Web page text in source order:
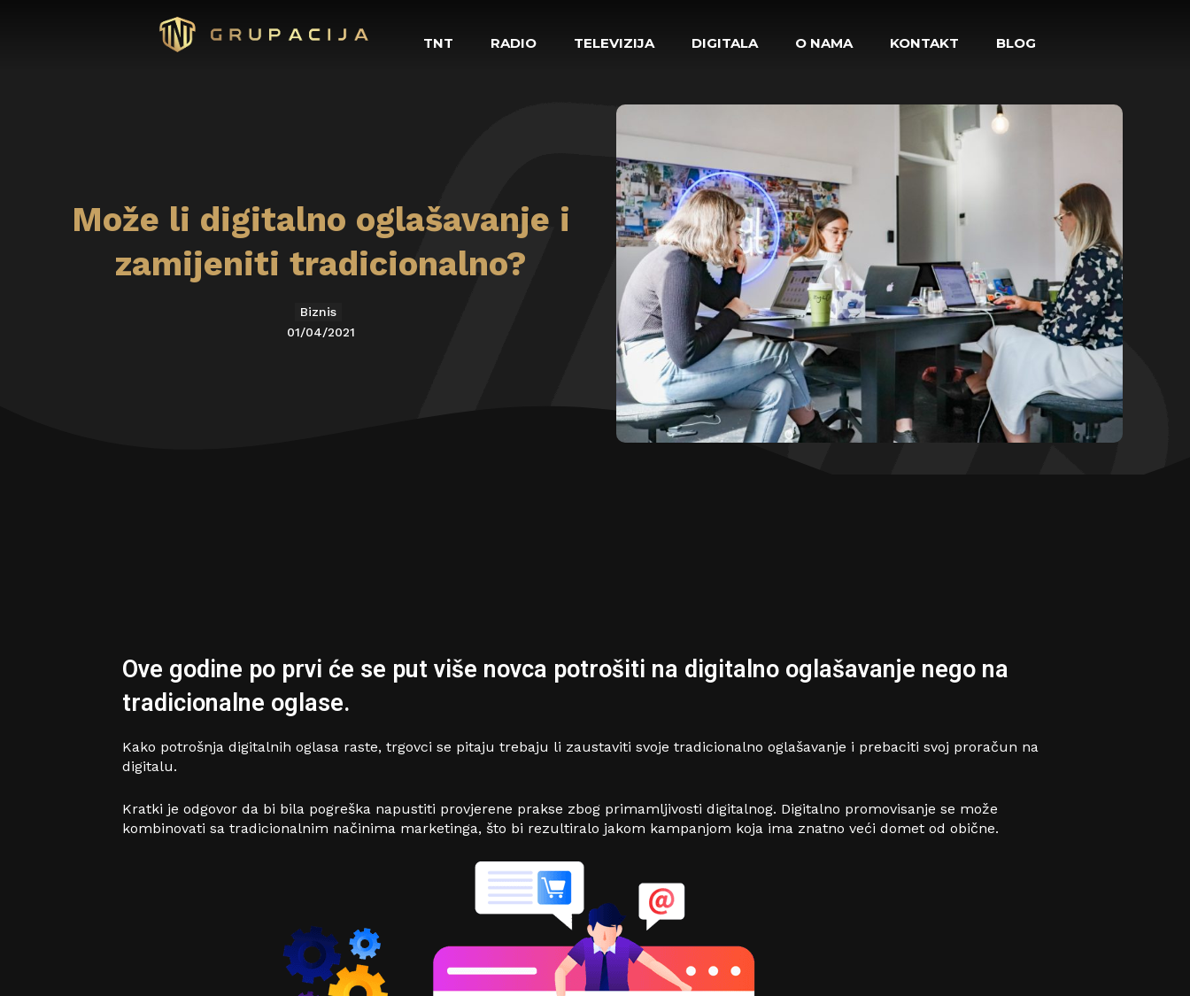
TNT RADIO TELEVIZIJA DIGITALA O NAMA KONTAKT BLOG
Može li digitalno oglašavanje i
zamijeniti tradicionalno?
Biznis
01/04/2021
Ove godine po prvi će se put više novca potrošiti na digitalno oglašavanje nego na
tradicionalne oglase.
Kako potrošnja digitalnih oglasa raste, trgovci se pitaju trebaju li zaustaviti svoje tradicionalno oglašavanje i prebaciti svoj proračun na
digitalu.
Kratki je odgovor da bi bila pogreška napustiti provjerene prakse zbog primamljivosti digitalnog. Digitalno promovisanje se može
kombinovati sa tradicionalnim načinima marketinga, što bi rezultiralo jakom kampanjom koja ima znatno veći domet od obične.